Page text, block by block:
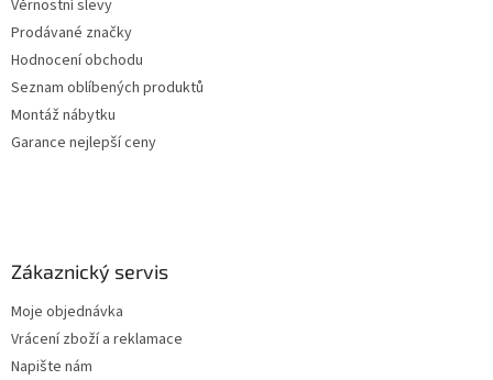
Věrnostní slevy
Prodávané značky
Hodnocení obchodu
Seznam oblíbených produktů
Montáž nábytku
Garance nejlepší ceny
Zákaznický servis
Moje objednávka
Vrácení zboží a reklamace
Napište nám